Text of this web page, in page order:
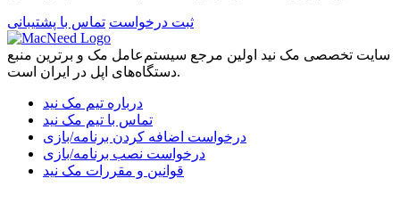
ثبت درخواست تماس با پشتیبانی
سایت تخصصی مک نید اولین مرجع سیستم‌عامل مک و برترین منبع
دستگاه‌های اپل در ایران است.
درباره تیم مک نید
تماس با تیم مک نید
درخواست اضافه کردن برنامه/بازی
درخواست نصب برنامه/بازی
قوانین و مقررات مک نید